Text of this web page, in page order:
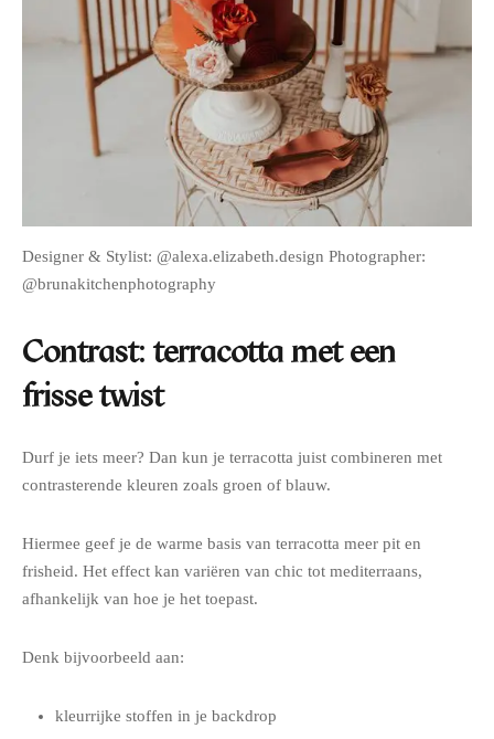
Designer & Stylist: @alexa.elizabeth.design Photographer:
@brunakitchenphotography
Contrast: terracotta met een
frisse twist
Durf je iets meer? Dan kun je terracotta juist combineren met
contrasterende kleuren zoals groen of blauw.
Hiermee geef je de warme basis van terracotta meer pit en
frisheid. Het effect kan variëren van chic tot mediterraans,
afhankelijk van hoe je het toepast.
Denk bijvoorbeeld aan:
kleurrijke stoffen in je backdrop